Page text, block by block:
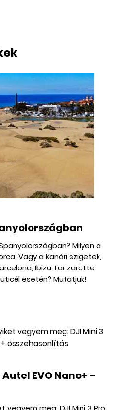
Milyen a
Vagy a Kanári szigetek,
Ibiza, Lanzarotte
esetén? Mutatjuk!
EVO Nano+ –
vegyem meg: DJI Mini 3 Pro